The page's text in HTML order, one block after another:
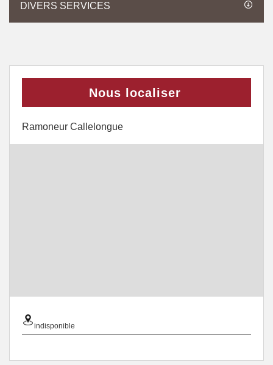
DIVERS SERVICES
Nous localiser
Ramoneur Callelongue
indisponible